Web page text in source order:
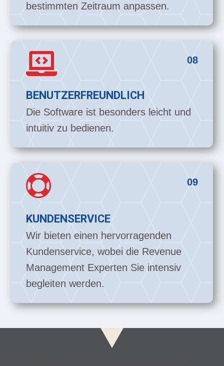
bestimmten Zeitraum anpassen.
08

BENUTZERFREUNDLICH
Die Software ist besonders leicht und
intuitiv zu bedienen.
09

KUNDENSERVICE
Wir bieten einen hervorragenden
Kundenservice, wobei die Revenue
Management Experten Sie intensiv
begleiten werden.